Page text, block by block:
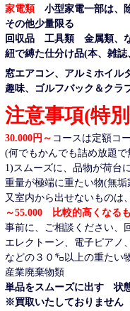
家電類 小型家電一部は
その他少量限る
回収品 工具類 金属類、な
紐で縛た仕分け品(本、雑
窓エアコン、 アルミホイル
趣味、ゴルフバック＆クラ
注意事項(特
30.000円～ コースは定額コ
(何でもかんでも詰め放題で
1)スムーズに、品物が荷台
重量が極端に重たい物(無
又室内から出せないものは
～55.000 比較的高くなる
事前に、ご相談ください、
エレクトーン、電子ピア
などの３０㌔以上の重たい
産業廃棄物類
単品をスムーズに出す 状
※買取いたしておりませ